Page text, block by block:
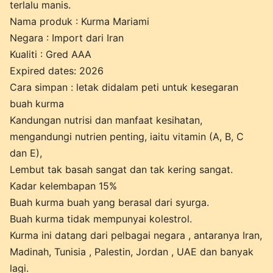
terlalu manis.
Nama produk : Kurma Mariami
Negara : Import dari Iran
Kualiti : Gred AAA
Expired dates: 2026
Cara simpan : letak didalam peti untuk kesegaran
buah kurma
Kandungan nutrisi dan manfaat kesihatan,
mengandungi nutrien penting, iaitu vitamin (A, B, C
dan E),
Lembut tak basah sangat dan tak kering sangat.
Kadar kelembapan 15%
Buah kurma buah yang berasal dari syurga.
Buah kurma tidak mempunyai kolestrol.
Kurma ini datang dari pelbagai negara , antaranya Iran,
Madinah, Tunisia , Palestin, Jordan , UAE dan banyak
lagi.